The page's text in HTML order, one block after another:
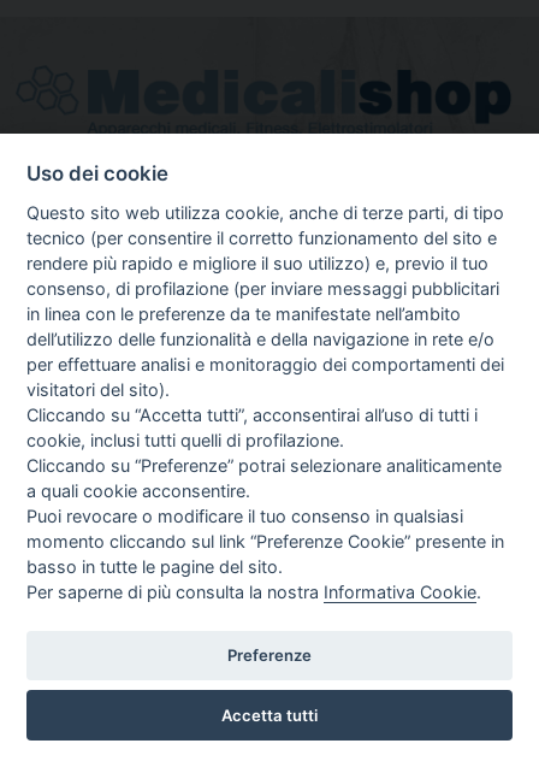
(+39) 010-5761476
INFO SULL'AZIENDA
HOME
NOTIZIE
CONTATTI
GUIDA AGLI ACQUISTI
PROCEDURA DI ACQUISTO
PAGAMENTI
GESTIONE RESI
NEWSLETTER
Uso dei cookie
Questo sito web utilizza cookie, anche di terze parti, di tipo
tecnico (per consentire il corretto funzionamento del sito e
rendere più rapido e migliore il suo utilizzo) e, previo il tuo
consenso, di profilazione (per inviare messaggi pubblicitari
in linea con le preferenze da te manifestate nell’ambito
dell’utilizzo delle funzionalità e della navigazione in rete e/o
per effettuare analisi e monitoraggio dei comportamenti dei
visitatori del sito).
Cliccando su “Accetta tutti”, acconsentirai all’uso di tutti i
cookie, inclusi tutti quelli di profilazione.
Cliccando su “Preferenze” potrai selezionare analiticamente
a quali cookie acconsentire.
Puoi revocare o modificare il tuo consenso in qualsiasi
momento cliccando sul link “Preferenze Cookie” presente in
basso in tutte le pagine del sito.
Per saperne di più consulta la nostra Informativa Cookie.
Preferenze
Accetta tutti